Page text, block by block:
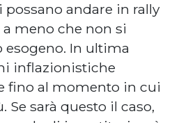
possano andare in rally
meno che non si
In ultima
inflazionistiche
fino al momento in cui
Se sarà questo il caso,